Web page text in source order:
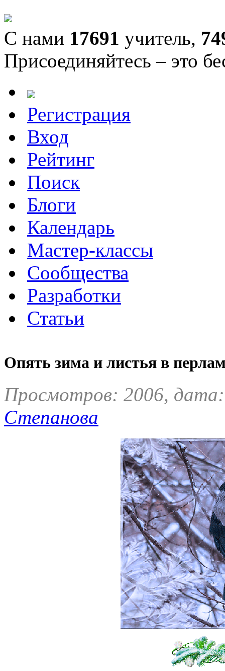
С нами 17691 учитель,
Присоединяйтесь – это
Регистрация
Вход
Рейтинг
Поиск
Блоги
Календарь
Мастер-классы
Сообщества
Разработки
Статьи
Опять зима и листья в
Просмотров: 2006,
Степанова